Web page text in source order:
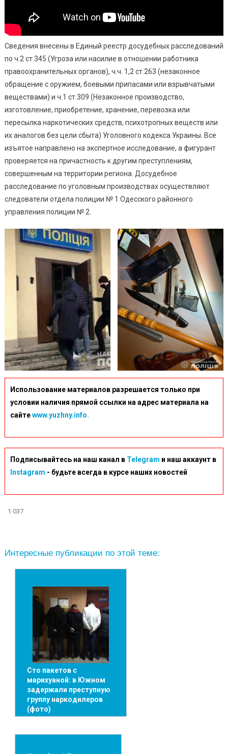
Сведения внесены в Единый реестр досудебных расследований
по ч.2 ст.345 (Угроза или насилие в отношении работника
правоохранительных органов), ч.ч. 1,2 ст.263 (незаконное
обращение с оружием, боевыми припасами или взрывчатыми
веществами) и ч.1 ст.309 (Незаконное производство,
изготовление, приобретение, хранение, перевозка или
пересылка наркотических средств, психотропных веществ или
их аналогов без цели сбыта) Уголовного кодекса Украины. Все
изъятое направлено на экспертное исследование, а фигурант
проверяется на причастность к другим преступлениям,
совершенным на территории региона. Досудебное
расследование по уголовным производствах осуществляют
следователи отдела полиции № 1 Одесского районного
управления полиции № 2.
Использование материалов разрешается только при
условии наличия прямой ссылки на адрес материала на
сайтеwww.yuzhny.info.
Подписывайтесь на наш канал в Telegram и наш аккаунт в
Instagram - будьте всегда в курсе наших новостей
1 037
Интересные публикации по этой теме:
Сто пакетов с
марихуаной: в Южном
задержали преступную
группу наркодилеров
(фото)